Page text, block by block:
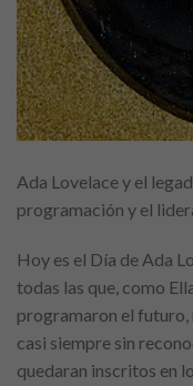
Ada Lovelace y el
programación y el
Hoy es el Día de Ada
todas las que, como
programaron el futuro,
casi siempre sin
quedaran inscritos en